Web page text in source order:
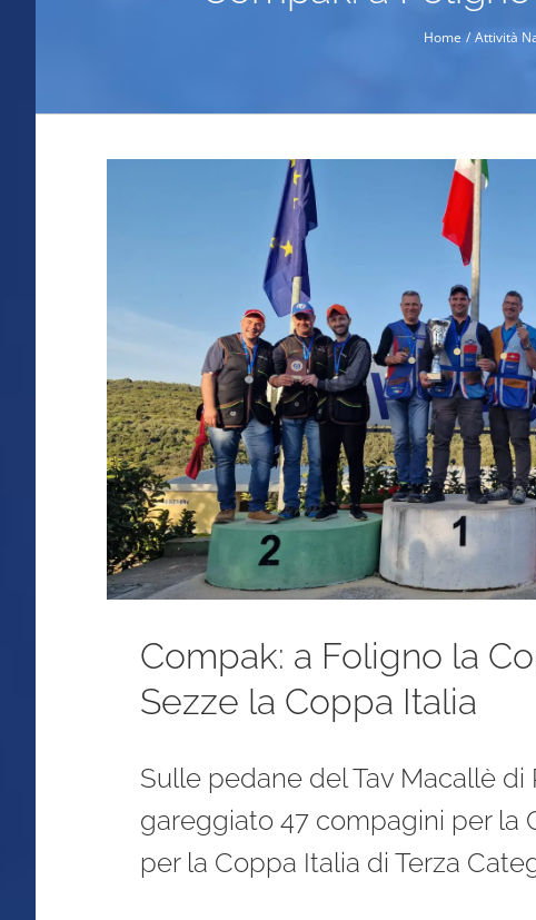
Home Attività
Compak: a Foligno la
Sezze la Coppa Italia
Sulle pedane del Tav Macallè di
gareggiato 47 compagini per la
per la Coppa Italia di Terza